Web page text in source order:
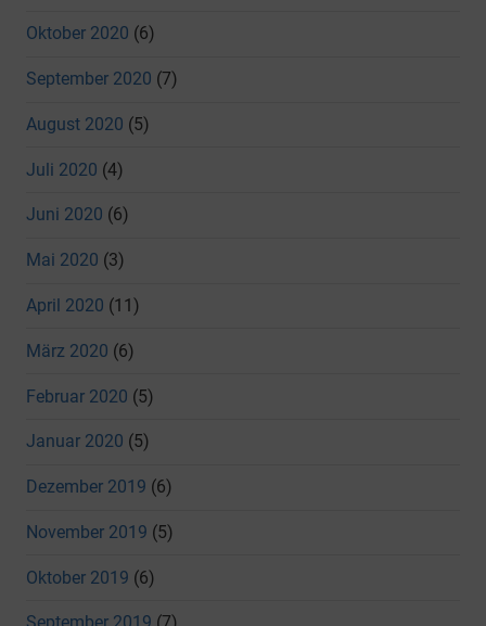
Oktober 2020 (6)
September 2020 (7)
August 2020 (5)
Juli 2020 (4)
Juni 2020 (6)
Mai 2020 (3)
April 2020 (11)
März 2020 (6)
Februar 2020 (5)
Januar 2020 (5)
Dezember 2019 (6)
November 2019 (5)
Oktober 2019 (6)